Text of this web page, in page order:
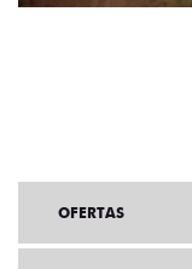
OFERTAS